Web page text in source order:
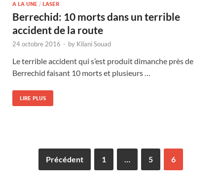
A LA UNE / LASER
Berrechid: 10 morts dans un terrible
accident de la route
24 octobre 2016 - by Kilani Souad
Le terrible accident qui s’est produit dimanche près de
Berrechid faisant 10 morts et plusieurs …
LIRE PLUS
Précédent 1 … 5 6